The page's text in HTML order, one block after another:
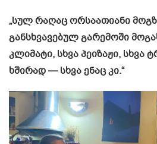
„სულ რაღაც ორსაათიანი
განსხვავებულ გარემოში
კლიმატი, სხვა პეიზაჟი, სხვა
ხშირად — სხვა ენაც კი.“